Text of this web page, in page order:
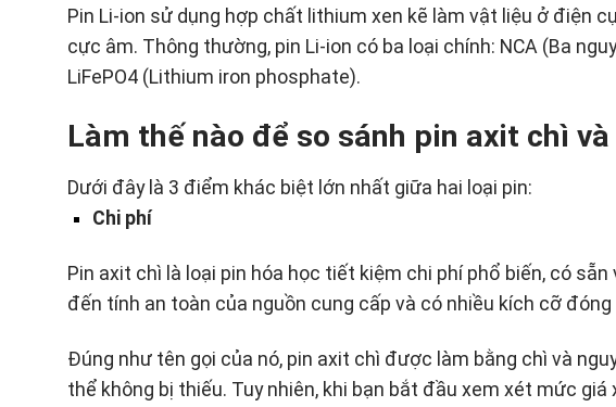
Pin Li-ion sử dụng hợp chất lithium xen kẽ làm vật liệu ở điện
cực âm. Thông thường, pin Li-ion có ba loại chính: NCA (Ba
LiFePO4 (Lithium iron phosphate).
Làm thế nào để so sánh pin axit chì
Dưới đây là 3 điểm khác biệt lớn nhất giữa hai loại pin:
Chi phí
Pin axit chì là loại pin hóa học tiết kiệm chi phí phổ biến, có
đến tính an toàn của nguồn cung cấp và có nhiều kích cỡ đóng
Đúng như tên gọi của nó, pin axit chì được làm bằng chì và
thể không bị thiếu. Tuy nhiên, khi bạn bắt đầu xem xét mức